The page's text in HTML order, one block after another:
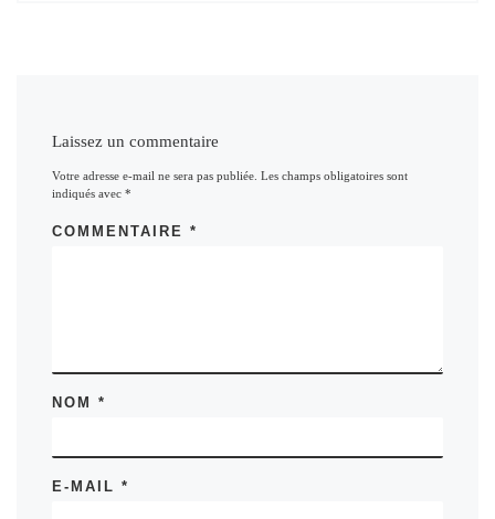
Laissez un commentaire
Votre adresse e-mail ne sera pas publiée. Les champs obligatoires sont
indiqués avec*
COMMENTAIRE*
NOM*
E-MAIL*